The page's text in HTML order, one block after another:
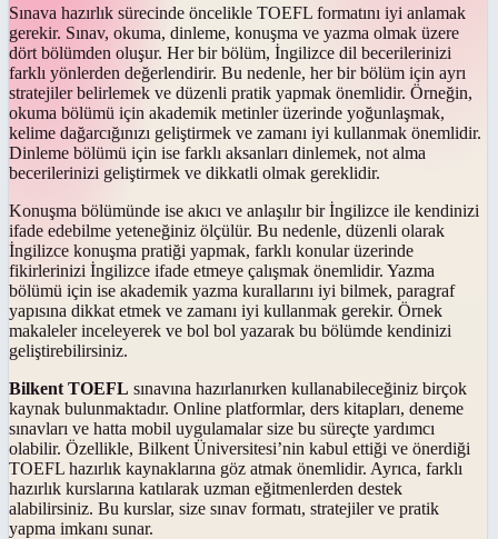
Sınava hazırlık sürecinde öncelikle TOEFL formatını iyi anlamak
gerekir. Sınav, okuma, dinleme, konuşma ve yazma olmak üzere
dört bölümden oluşur. Her bir bölüm, İngilizce dil becerilerinizi
farklı yönlerden değerlendirir. Bu nedenle, her bir bölüm için ayrı
stratejiler belirlemek ve düzenli pratik yapmak önemlidir. Örneğin,
okuma bölümü için akademik metinler üzerinde yoğunlaşmak,
kelime dağarcığınızı geliştirmek ve zamanı iyi kullanmak önemlidir.
Dinleme bölümü için ise farklı aksanları dinlemek, not alma
becerilerinizi geliştirmek ve dikkatli olmak gereklidir.
Konuşma bölümünde ise akıcı ve anlaşılır bir İngilizce ile kendinizi
ifade edebilme yeteneğiniz ölçülür. Bu nedenle, düzenli olarak
İngilizce konuşma pratiği yapmak, farklı konular üzerinde
fikirlerinizi İngilizce ifade etmeye çalışmak önemlidir. Yazma
bölümü için ise akademik yazma kurallarını iyi bilmek, paragraf
yapısına dikkat etmek ve zamanı iyi kullanmak gerekir. Örnek
makaleler inceleyerek ve bol bol yazarak bu bölümde kendinizi
geliştirebilirsiniz.
Bilkent TOEFL sınavına hazırlanırken kullanabileceğiniz birçok
kaynak bulunmaktadır. Online platformlar, ders kitapları, deneme
sınavları ve hatta mobil uygulamalar size bu süreçte yardımcı
olabilir. Özellikle, Bilkent Üniversitesi’nin kabul ettiği ve önerdiği
TOEFL hazırlık kaynaklarına göz atmak önemlidir. Ayrıca, farklı
hazırlık kurslarına katılarak uzman eğitmenlerden destek
alabilirsiniz. Bu kurslar, size sınav formatı, stratejiler ve pratik
yapma imkanı sunar.